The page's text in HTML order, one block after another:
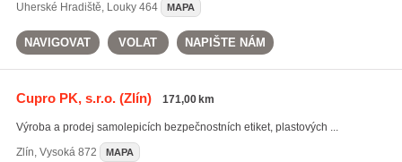
Uherské Hradiště, Louky 464 MAPA
NAVIGOVAT VOLAT NAPIŠTE NÁM
Cupro PK, s.r.o.(Zlín) 171,00 km
Výroba a prodej samolepicích bezpečnostních etiket, plastových ...
Zlín, Vysoká 872 MAPA